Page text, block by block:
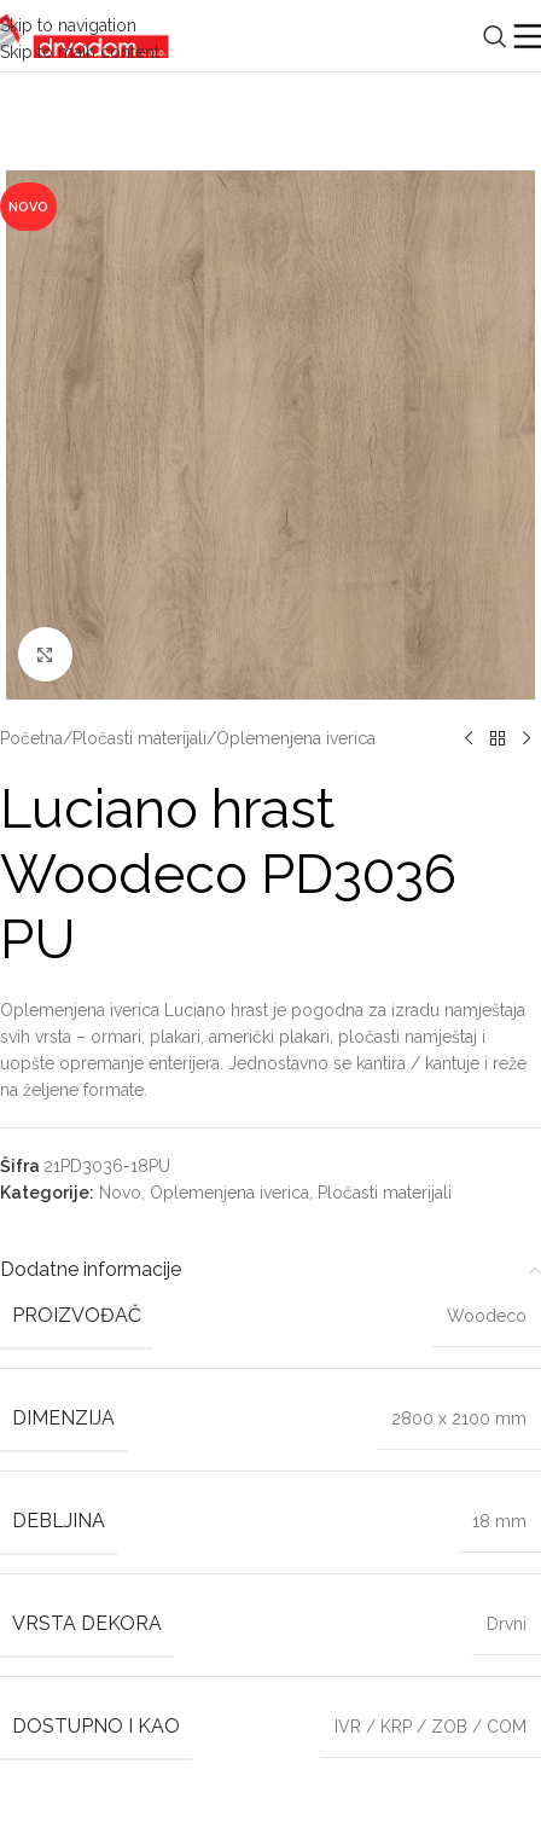
Skip to navigation
Skip to main content
NOVO
Click to enlarge
Početna/Pločasti materijali/Oplemenjena iverica
Luciano hrast
Woodeco PD3036
PU
Oplemenjena iverica Luciano hrast je pogodna za izradu namještaja
svih vrsta – ormari, plakari, američki plakari, pločasti namještaj i
uopšte opremanje enterijera. Jednostavno se kantira / kantuje i reže
na željene formate.
Šifra 21PD3036-18PU
Kategorije: Novo Oplemenjena iverica Pločasti materijali
Dodatne informacije
PROIZVOĐAČ
Woodeco
DIMENZIJA 2800 x 2100 mm
DEBLJINA 18 mm
VRSTA DEKORA Drvni
DOSTUPNO I KAO IVR / KRP / ZOB / COM